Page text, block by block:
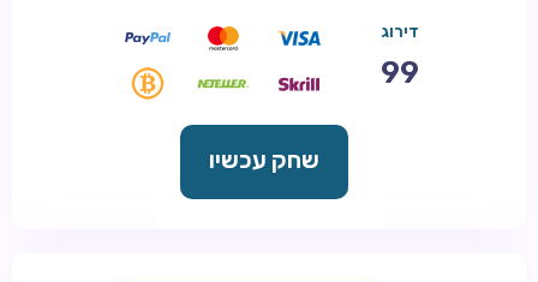
דירוג
99
שחק עכשיו